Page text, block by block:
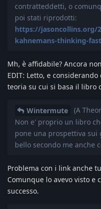
contratteddetti, o
poi stati riprodotti:
https://jasoncollins.org/
kahnemans-thinking-
Mh, è affidabile? Ancora
EDIT: Letto, e
teoria su cui si basa il libro
Wintermute
(A
Non e' proprio un libro
pone una prospettiva
bello secondo me anche
Problema con i link anche
Comunque lo avevo visto e
successo.